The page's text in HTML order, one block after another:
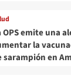
OPS emite una
la
sarampión en